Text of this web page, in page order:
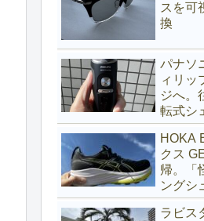
スを可
換
パナソ
ィリッ
ジへ。
転式シ
る
HOKA
クス
帰。「
ングシ
ラビス